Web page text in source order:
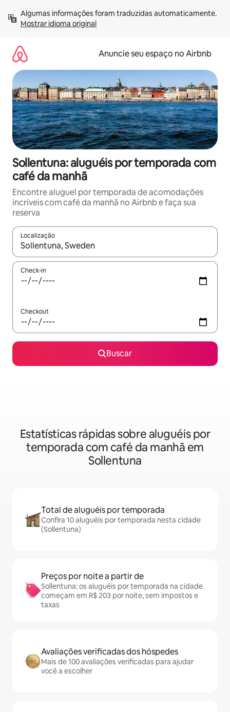
para
Mostrar idioma original
Anuncie seu espaço no Airbnb
Sollentuna: aluguéis por temporada com
café da manhã
Encontre aluguel por temporada de acomodações
incríveis com café da manhã no Airbnb e faça sua
reserva
Localização
Quando os resultados estiverem disponíveis, explore-os
Check-in
Checkout
Buscar
Estatísticas rápidas sobre aluguéis por
temporada com café da manhã em
Sollentuna
Total de aluguéis por temporada
Confira 10 aluguéis por temporada nesta cidade
(Sollentuna)
Preços por noite a partir de
Sollentuna: os aluguéis por temporada na cidade
começam em R$ 203 por noite, sem impostos e
taxas
Avaliações verificadas dos hóspedes
Mais de 100 avaliações verificadas para ajudar
você a escolher